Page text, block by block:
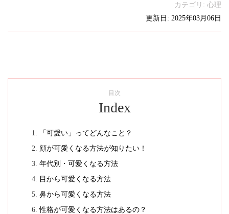
カテゴリ: 心理
更新日: 2025年03月06日
目次
Index
「可愛い」ってどんなこと？
顔が可愛くなる方法が知りたい！
年代別・可愛くなる方法
目から可愛くなる方法
鼻から可愛くなる方法
性格が可愛くなる方法はあるの？